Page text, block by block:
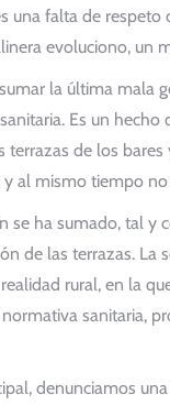
una falta de
evoluciono, un
la última mala
Es un
terrazas de los
al mismo tiempo
se ha sumado, tal
de las terrazas. La
rural, en la
sanitaria,
denunciamos